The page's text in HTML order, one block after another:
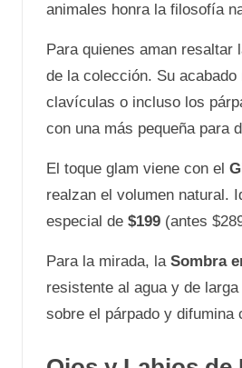
animales honra la filosofía
Para quienes aman resaltar
de la colección. Su
clavículas o incluso los
con una más pequeña para
El toque glam viene con el
realzan el volumen natural.
especial de $199(antes
Para la mirada, la Sombra
resistente al agua y de
sobre el párpado y difumina